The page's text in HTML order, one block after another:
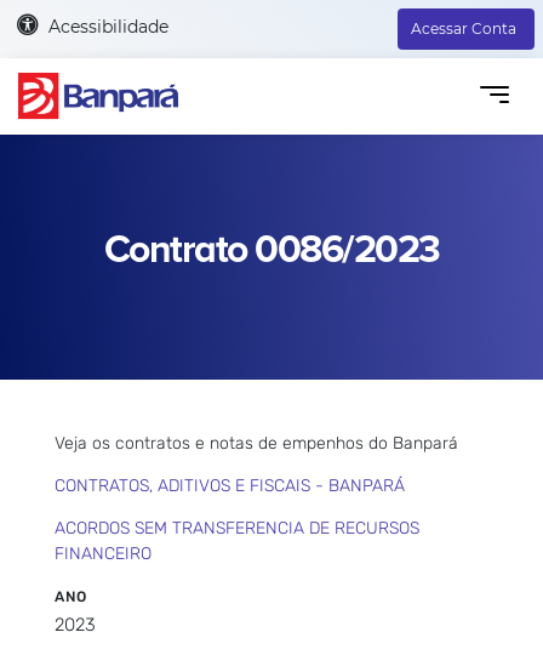
Acessibilidade Acessar Conta
Contrato 0086/2023
Veja os contratos e notas de empenhos do Banpará
CONTRATOS, ADITIVOS E FISCAIS - BANPARÁ
ACORDOS SEM TRANSFERENCIA DE RECURSOS
FINANCEIRO
ANO
2023